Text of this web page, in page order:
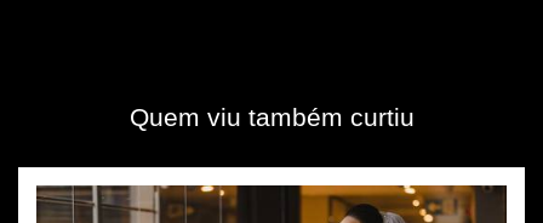
Quem viu também curtiu